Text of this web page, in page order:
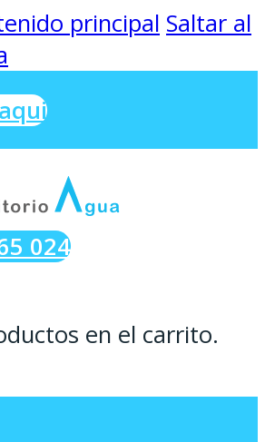
principal Saltar al
024
en el carrito.